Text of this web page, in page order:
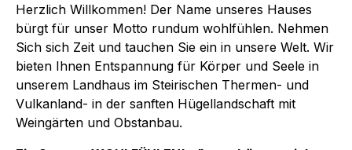
Herzlich Willkommen! Der Name unseres Hauses
bürgt für unser Motto rundum wohlfühlen. Nehmen
Sich sich Zeit und tauchen Sie ein in unsere Welt. Wir
bieten Ihnen Entspannung für Körper und Seele in
unserem Landhaus im Steirischen Thermen- und
Vulkanland- in der sanften Hügellandschaft mit
Weingärten und Obstanbau.